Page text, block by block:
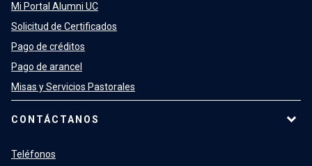
Mi Portal Alumni UC
Solicitud de Certificados
Pago de créditos
Pago de arancel
Misas y Servicios Pastorales
CONTÁCTANOS
Teléfonos